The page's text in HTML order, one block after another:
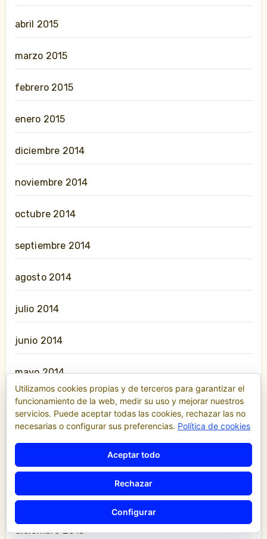
abril 2015
marzo 2015
febrero 2015
enero 2015
diciembre 2014
noviembre 2014
octubre 2014
septiembre 2014
agosto 2014
julio 2014
junio 2014
mayo 2014
abril 2014
febrero 2014
enero 2014
diciembre 2013
Utilizamos cookies propias y de terceros para garantizar el
funcionamiento de la web, medir su uso y mejorar nuestros
servicios. Puede aceptar todas las cookies, rechazar las no
necesarias o configurar sus preferencias. Política de cookies
Aceptar todo
Rechazar
Configurar